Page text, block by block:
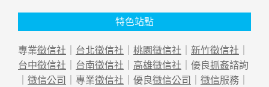
特色站點
專業徵信社 ｜ 台北徵信社 ｜ 桃園徵信社 ｜ 新竹徵信社 ｜
台中徵信社 ｜ 台南徵信社 ｜ 高雄徵信社 ｜優良抓姦諮詢
｜ 徵信公司 ｜專業徵信社 ｜優良徵信公司 ｜ 徵信服務｜